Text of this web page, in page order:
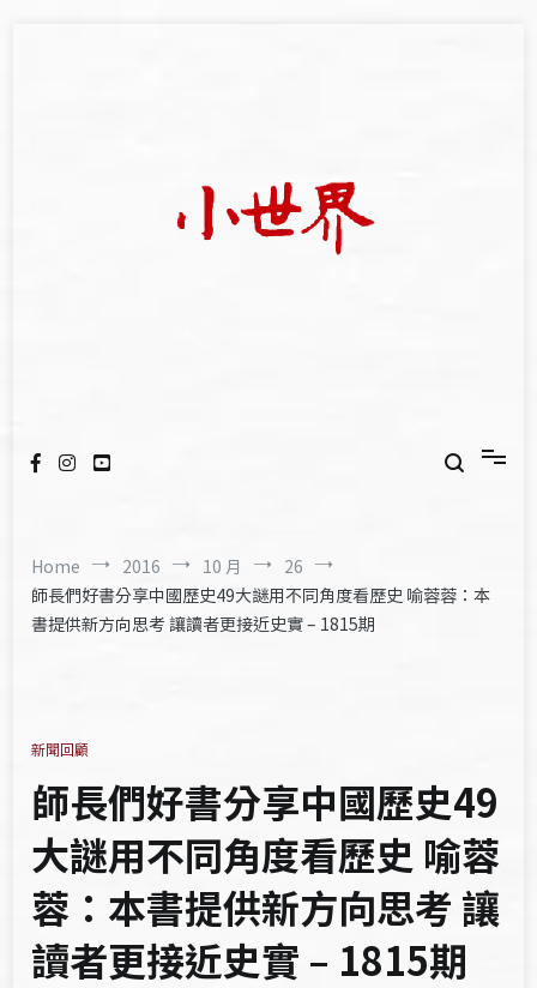
Home 2016 10 月
26
師長們好書分享中國歷史49大謎用不同角度看歷史 喻蓉蓉：本
書提供新方向思考 讓讀者更接近史實 – 1815期
新聞回顧
師長們好書分享中國歷史49
大謎用不同角度看歷史 喻蓉
蓉：本書提供新方向思考 讓
讀者更接近史實 – 1815期